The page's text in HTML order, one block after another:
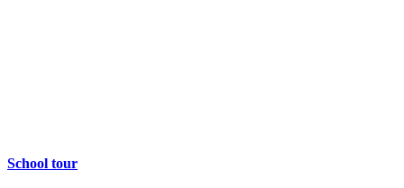
School tour